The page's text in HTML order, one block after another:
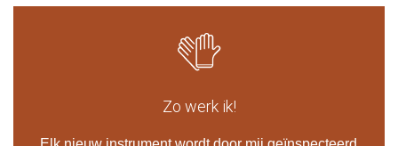
Zo werk ik!